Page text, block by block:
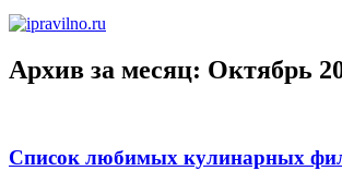
Архив за месяц: Октябрь
Список любимых кулинарных